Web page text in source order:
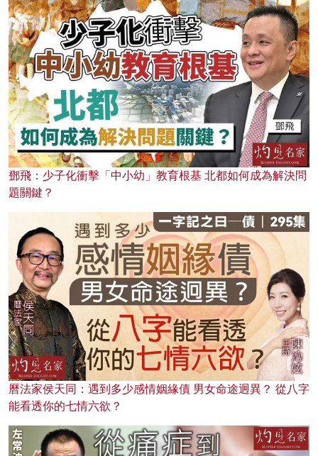
鄧飛：少子化衝擊「中小幼」教育根基 北都如何成為解決問
題關鍵？
曆法家侯天同：遇到多少感情姻緣債 男女命途迥異？ 從八字
能看透你的七情六欲？